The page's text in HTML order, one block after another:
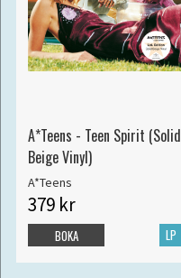
A*Teens - Teen Spirit (Solid
Beige Vinyl)
A*Teens
379 kr
LP
BOKA